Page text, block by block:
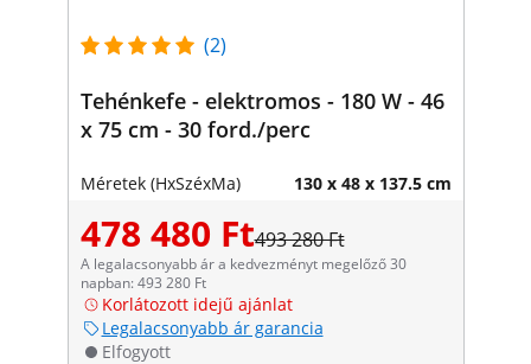
(2)
Tehénkefe - elektromos - 180 W - 46
x 75 cm - 30 ford./perc
Méretek (HxSzéxMa) 130 x 48 x 137.5 cm
478 480 Ft493 280 Ft
A legalacsonyabb ár a kedvezményt megelőző 30
napban: 493 280 Ft
Korlátozott idejű ajánlat
Legalacsonyabb ár garancia
Elfogyott